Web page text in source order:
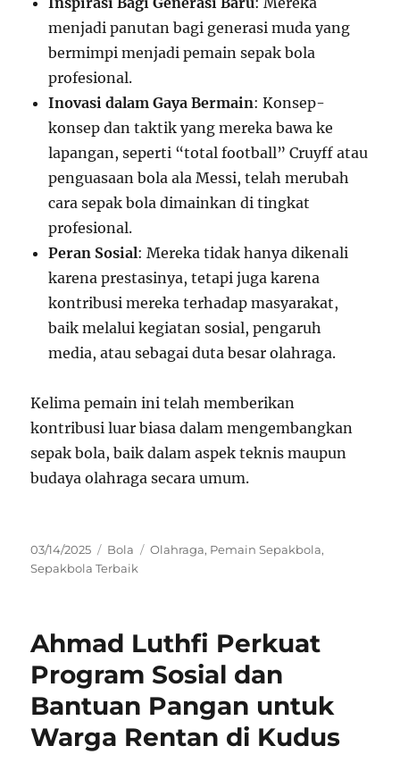
menjadi panutan bagi generasi muda yang
bermimpi menjadi pemain sepak bola
profesional.
Inovasi dalam Gaya Bermain: Konsep-
konsep dan taktik yang mereka bawa ke
lapangan, seperti “total football” Cruyff atau
penguasaan bola ala Messi, telah merubah
cara sepak bola dimainkan di tingkat
profesional.
Peran Sosial: Mereka tidak hanya dikenali
karena prestasinya, tetapi juga karena
kontribusi mereka terhadap masyarakat,
baik melalui kegiatan sosial, pengaruh
media, atau sebagai duta besar olahraga.
Kelima pemain ini telah memberikan
kontribusi luar biasa dalam mengembangkan
sepak bola, baik dalam aspek teknis maupun
budaya olahraga secara umum.
Posted
on
03/14/2025 Categories
Bola Tags
Olahraga, Pemain Sepakbola,
Sepakbola Terbaik
Ahmad Luthfi Perkuat
Program Sosial dan
Bantuan Pangan untuk
Warga Rentan di Kudus